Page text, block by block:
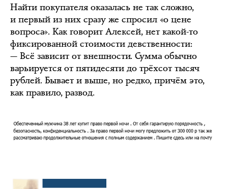
Найти покупателя оказалась не так сложно,
и первый из них сразу же спросил «о цене
вопроса». Как говорит Алексей, нет какой-то
фиксированной стоимости девственности:
— Всё зависит от внешности. Сумма обычно
варьируется от пятидесяти до трёхсот тысяч
рублей. Бывает и выше, но редко, причём это,
как правило, развод.